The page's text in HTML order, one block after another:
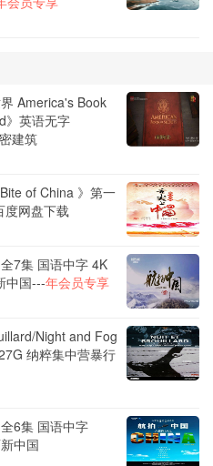
America's Book
》英语无字
建筑
of China 》第一
度网盘下载
7集 国语中字 4K
中国---年会员专享
Night and Fog
纳粹集中营暴行
6集 国语中字
中国